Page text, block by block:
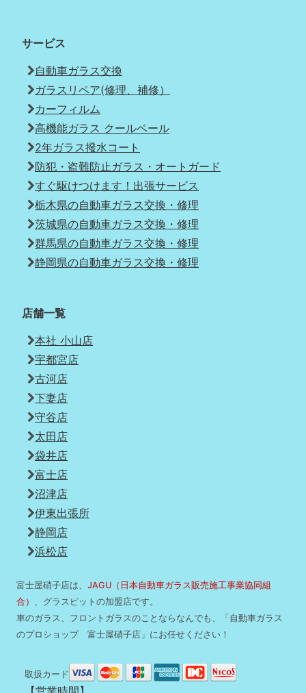
サービス
自動車ガラス交換
ガラスリペア(修理、補修）
カーフィルム
高機能ガラス クールベール
2年ガラス撥水コート
防犯・盗難防止ガラス・オートガード
すぐ駆けつけます！出張サービス
栃木県の自動車ガラス交換・修理
茨城県の自動車ガラス交換・修理
群馬県の自動車ガラス交換・修理
静岡県の自動車ガラス交換・修理
店舗一覧
本社 小山店
宇都宮店
古河店
下妻店
守谷店
太田店
袋井店
富士店
沼津店
伊東出張所
静岡店
浜松店
富士屋硝子店は、 JAGU（日本自動車ガラス販売施工事業協同組
合） 、グラスピットの加盟店です。
車のガラス、フロントガラスのことならなんでも、「自動車ガラス
のプロショップ 富士屋硝子店」にお任せください！
取扱カード